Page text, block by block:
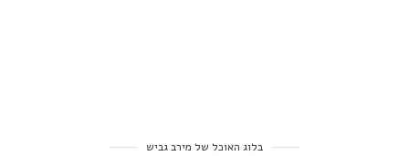
בלוג האוכל של מירב גביש